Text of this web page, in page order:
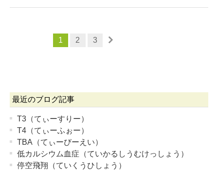
1 2 3
最近のブログ記事
T3（てぃーすりー）
T4（てぃーふぉー）
TBA（てぃーびーえい）
低カルシウム血症（ていかるしうむけっしょう）
停空飛翔（ていくうひしょう）